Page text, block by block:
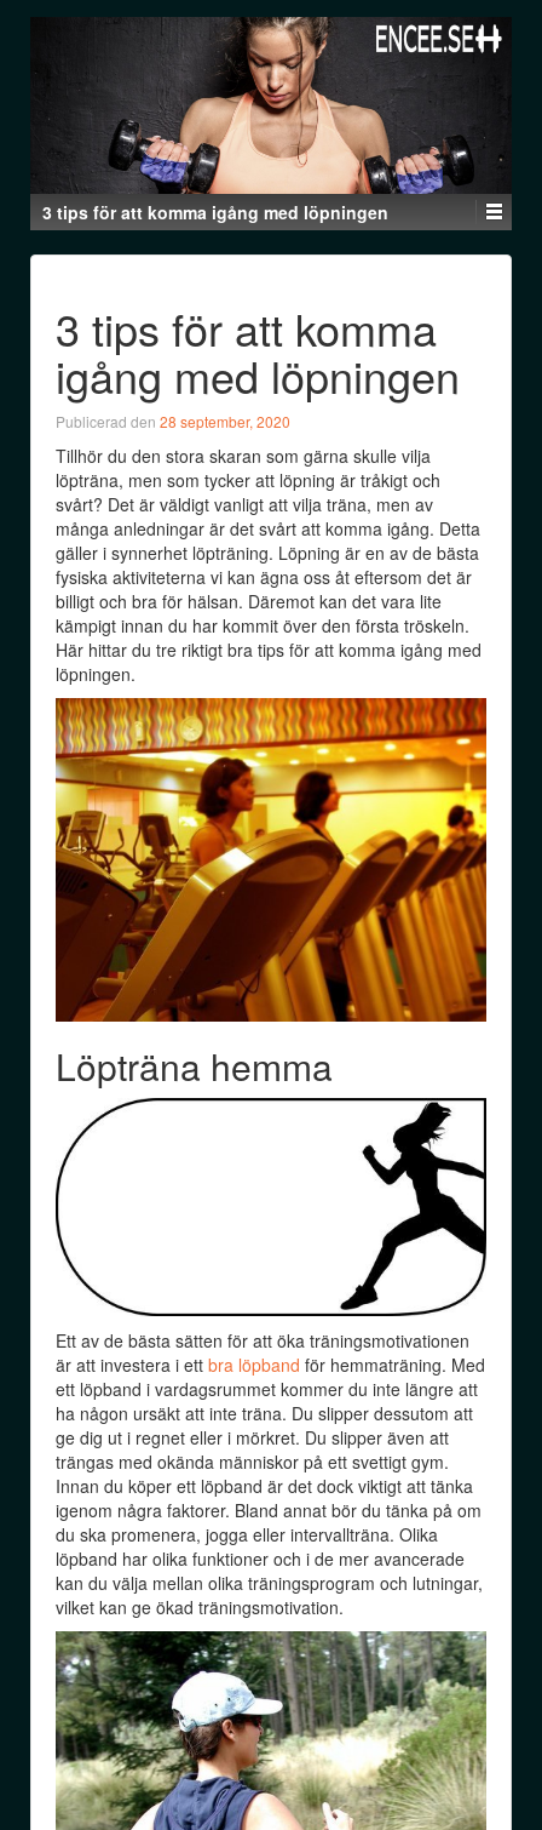
3 tips för att komma igång med löpningen
3 tips för att komma
igång med löpningen
Publicerad den 28 september, 2020
Tillhör du den stora skaran som gärna skulle vilja
löpträna, men som tycker att löpning är tråkigt och
svårt? Det är väldigt vanligt att vilja träna, men av
många anledningar är det svårt att komma igång. Detta
gäller i synnerhet löpträning. Löpning är en av de bästa
fysiska aktiviteterna vi kan ägna oss åt eftersom det är
billigt och bra för hälsan. Däremot kan det vara lite
kämpigt innan du har kommit över den första tröskeln.
Här hittar du tre riktigt bra tips för att komma igång med
löpningen.
Löpträna hemma
Ett av de bästa sätten för att öka träningsmotivationen
är att investera i ett bra löpband för hemmaträning. Med
ett löpband i vardagsrummet kommer du inte längre att
ha någon ursäkt att inte träna. Du slipper dessutom att
ge dig ut i regnet eller i mörkret. Du slipper även att
trängas med okända människor på ett svettigt gym.
Innan du köper ett löpband är det dock viktigt att tänka
igenom några faktorer. Bland annat bör du tänka på om
du ska promenera, jogga eller intervallträna. Olika
löpband har olika funktioner och i de mer avancerade
kan du välja mellan olika träningsprogram och lutningar,
vilket kan ge ökad träningsmotivation.